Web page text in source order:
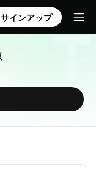
サインアップ